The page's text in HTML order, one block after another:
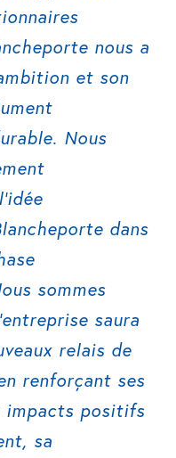
nous a
et son
Nous
dans
sommes
saura
relais de
renforçant ses
impacts positifs
sa